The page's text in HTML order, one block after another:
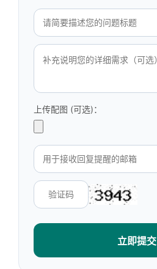
上传配图 (可选)：
立即提交